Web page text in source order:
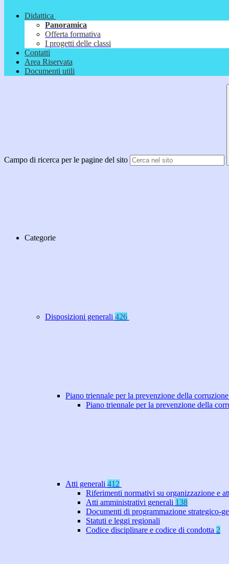
Didattica
Panoramica
Offerta formativa
I progetti delle classi
Contatti
Area Riservata
Documenti utili
Campo di ricerca per le pagine del sito
Categorie
Disposizioni generali 426
Piano triennale per la prevenzione della
Piano triennale per la prevenzione della
Atti generali 412
Riferimenti normativi su organizzazione e
Atti amministrativi generali 138
Documenti di programmazione strategico-
Statuti e leggi regionali
Codice disciplinare e codice di condotta 2